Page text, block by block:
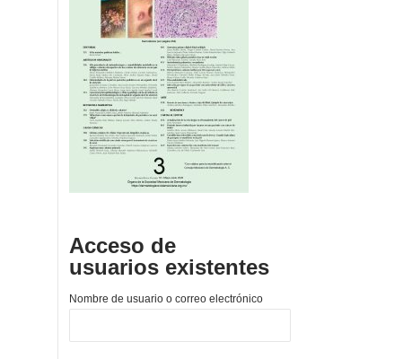
Acceso de
usuarios existentes
Nombre de usuario o correo electrónico